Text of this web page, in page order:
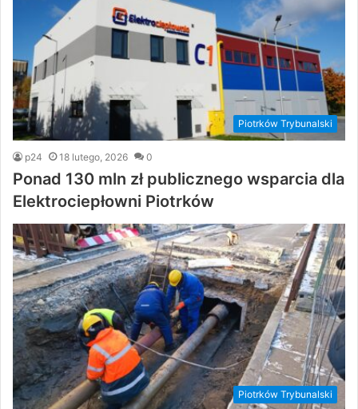
Piotrków Trybunalski
p24 18 lutego, 2026 0
Ponad 130 mln zł publicznego wsparcia dla
Elektrociepłowni Piotrków
Piotrków Trybunalski